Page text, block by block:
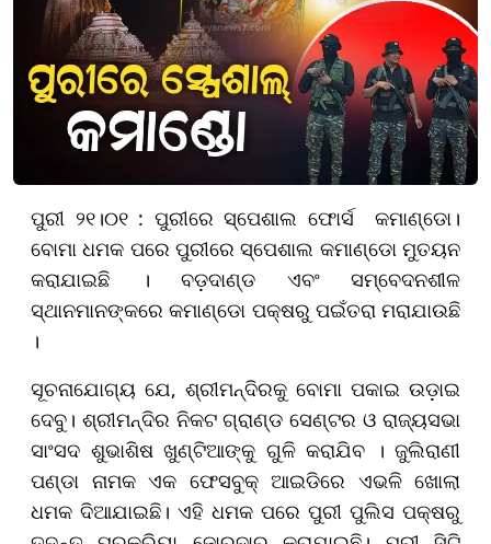
ପୁରୀ ୨୧।୦୧ : ପୁରୀରେ ସ୍ପେଶାଲ ଫୋର୍ସ କମାଣ୍ଡୋ।
ବୋମା ଧମକ ପରେ ପୁରୀରେ ସ୍ପେଶାଲ କମାଣ୍ଡୋ ମୁତୟନ
କରାଯାଇଛି । ବଡ଼ଦାଣ୍ଡ ଏବଂ ସମ୍ବେଦନଶୀଳ
ସ୍ଥାନମାନଙ୍କରେ କମାଣ୍ଡୋ ପକ୍ଷରୁ ପଇଁତରା ମରାଯାଉଛି
।
ସୂଚନାଯୋଗ୍ୟ ଯେ, ଶ୍ରୀମନ୍ଦିରକୁ ବୋମା ପକାଇ ଉଡ଼ାଇ
ଦେବୁ। ଶ୍ରୀମନ୍ଦିର ନିକଟ ଗ୍ରାଣ୍ଡ ସେଣ୍ଟର ଓ ରାଜ୍ୟସଭା
ସାଂସଦ ଶୁଭାଶିଷ ଖୁଣ୍ଟିଆଙ୍କୁ ଗୁଳି କରାଯିବ । ଜୁଲିରାଣୀ
ପଣ୍ଡା ନାମକ ଏକ ଫେସବୁକ୍‌ ଆଇଡିରେ ଏଭଳି ଖୋଲା
ଧମକ ଦିଆଯାଇଛି। ଏହି ଧମକ ପରେ ପୁରୀ ପୁଲିସ ପକ୍ଷରୁ